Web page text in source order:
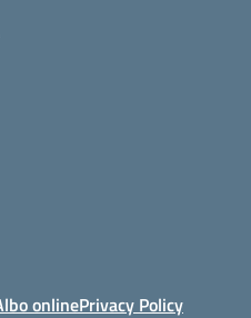
onlinePrivacy Policy